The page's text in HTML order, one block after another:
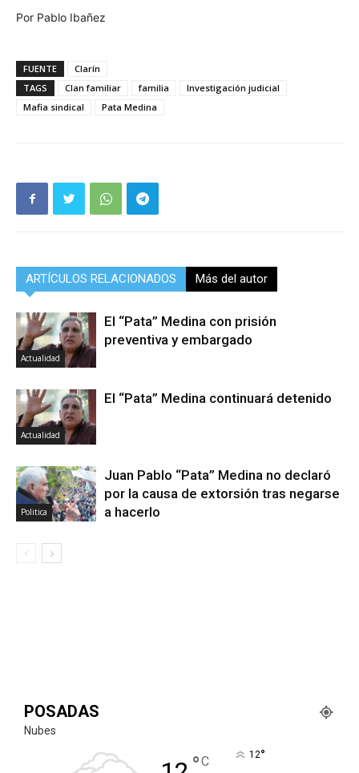
Por Pablo Ibañez
FUENTE
Clarín
TAGS
Clan familiar familia
Investigación judicial
Mafia sindical
Pata Medina
ARTÍCULOS RELACIONADOS Más del autor
Actualidad
El “Pata” Medina con prisión
preventiva y embargado
Actualidad
El “Pata” Medina continuará detenido
Politica
Juan Pablo “Pata” Medina no declaró
por la causa de extorsión tras negarse
a hacerlo
POSADAS
Nubes
°C 12°